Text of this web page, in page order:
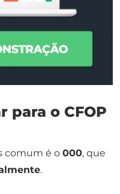
para o CFOP
comum é o 000, que
.